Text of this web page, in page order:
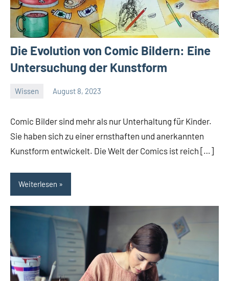
Die Evolution von Comic Bildern: Eine
Untersuchung der Kunstform
Wissen August 8, 2023
Comic Bilder sind mehr als nur Unterhaltung für Kinder.
Sie haben sich zu einer ernsthaften und anerkannten
Kunstform entwickelt. Die Welt der Comics ist reich […]
Weiterlesen